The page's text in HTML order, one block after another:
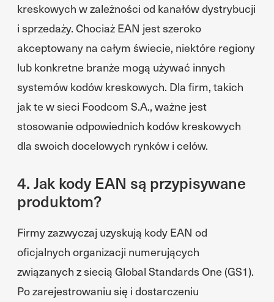
kreskowych w zależności od kanałów dystrybucji
i sprzedaży. Chociaż EAN jest szeroko
akceptowany na całym świecie, niektóre regiony
lub konkretne branże mogą używać innych
systemów kodów kreskowych. Dla firm, takich
jak te w sieci Foodcom S.A., ważne jest
stosowanie odpowiednich kodów kreskowych
dla swoich docelowych rynków i celów.
4. Jak kody EAN są przypisywane
produktom?
Firmy zazwyczaj uzyskują kody EAN od
oficjalnych organizacji numerujących
związanych z siecią Global Standards One (GS1).
Po zarejestrowaniu się i dostarczeniu